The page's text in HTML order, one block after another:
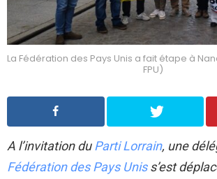
La Fédération des Pays Unis a fait étape à
FPU)
A l’invitation duParti Lorrain, une
Fédération des Pays Unis s’est